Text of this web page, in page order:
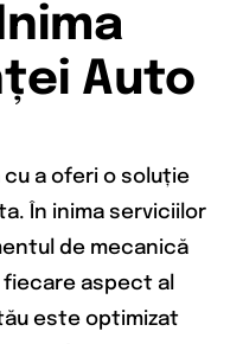
Auto
cu a oferi o soluție
În inima serviciilor
de mecanică
aspect al
este optimizat